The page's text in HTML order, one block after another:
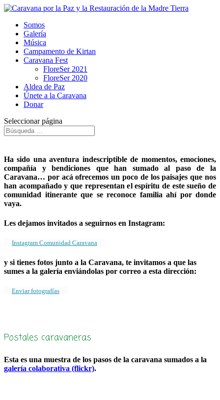
Somos
Galería
Música
Campamento de Kirtan
Caravana Fest
FloreSer 2021
FloreSer 2020
Aldea de Paz
Únete a la Caravana
Donar
Seleccionar página
Ha sido una aventura indescriptible de momentos, emociones,
compañía y bendiciones que han sumado al paso de la
Caravana… por acá ofrecemos un poco de los paisajes que nos
han acompañado y que representan el espíritu de este sueño de
comunidad itinerante que se reconoce familia ahí por donde
vaya.
Les dejamos invitados a seguirnos en Instagram:
Instagram Comunidad Caravana
y si tienes fotos junto a la Caravana, te invitamos a que las
sumes a la galería enviándolas por correo a esta dirección:
Enviar fotografías
Postales caravaneras
Esta es una muestra de los pasos de la caravana sumados a la
galería colaborativa (flickr).